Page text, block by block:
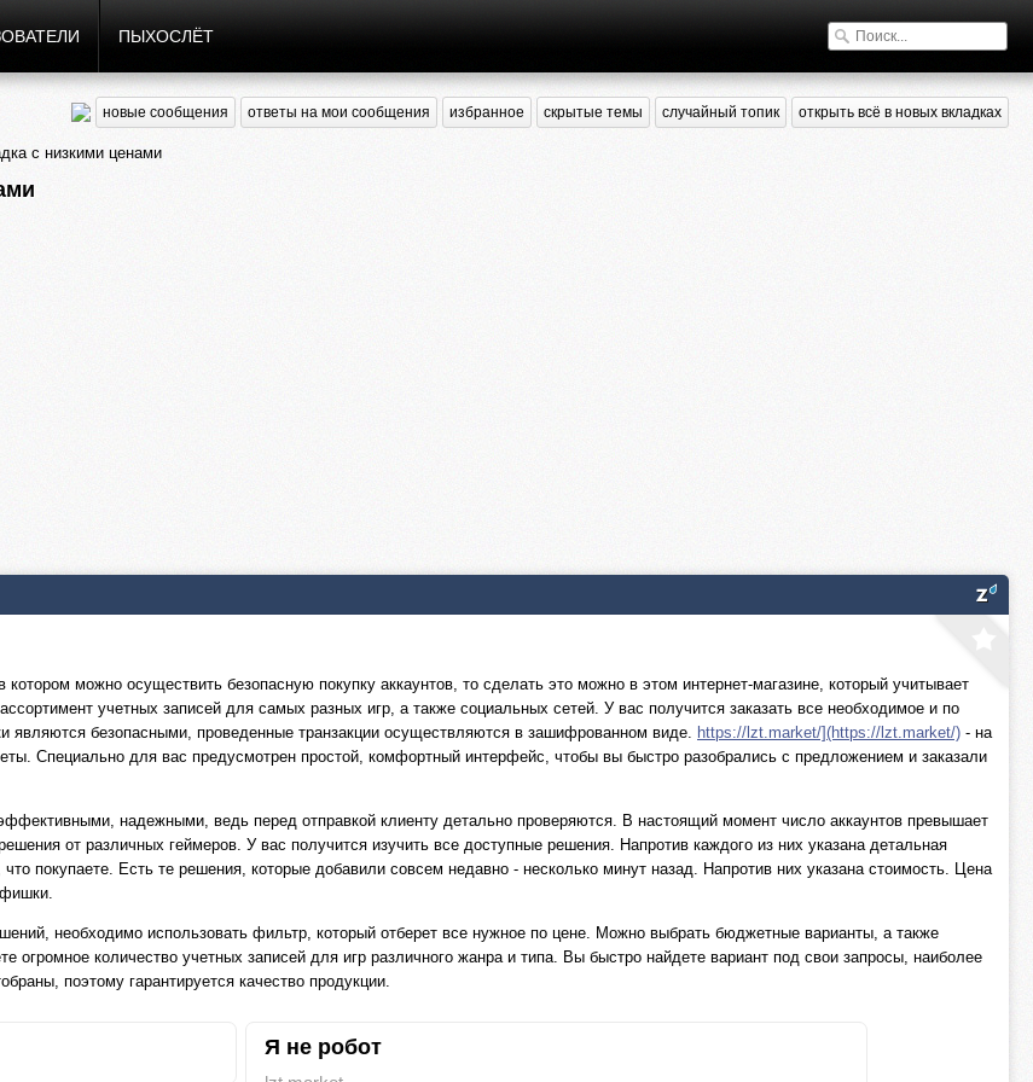
ПЫХОСЛЁТ
новые сообщения ответы на мои сообщения избранное скрытые темы случайный топик открыть всё в новых вкладках
с низкими ценами
можно осуществить безопасную покупку аккаунтов, то сделать это можно в этом интернет-магазине, который учитывает
учетных записей для самых разных игр, а также социальных сетей. У вас получится заказать все необходимое и по
являются безопасными, проведенные транзакции осуществляются в зашифрованном виде. https://lzt.market/](https://lzt.market/) - на
Специально для вас предусмотрен простой, комфортный интерфейс, чтобы вы быстро разобрались с предложением и заказали
надежными, ведь перед отправкой клиенту детально проверяются. В настоящий момент число аккаунтов превышает
от различных геймеров. У вас получится изучить все доступные решения. Напротив каждого из них указана детальная
покупаете. Есть те решения, которые добавили совсем недавно - несколько минут назад. Напротив них указана стоимость. Цена
необходимо использовать фильтр, который отберет все нужное по цене. Можно выбрать бюджетные варианты, а также
количество учетных записей для игр различного жанра и типа. Вы быстро найдете вариант под свои запросы, наиболее
поэтому гарантируется качество продукции.
Я не робот